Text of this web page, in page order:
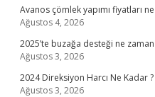
Avanos çömlek yapımı fiyatları
Ağustos 4, 2026
2025’te buzağa desteği ne
Ağustos 3, 2026
2024 Direksiyon Harcı Ne Kadar ?
Ağustos 3, 2026